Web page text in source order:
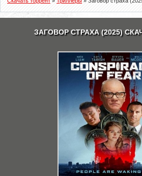
ЗАГОВОР СТРАХА (2025)